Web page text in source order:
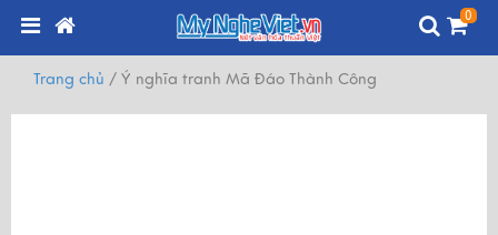
0
Trang chủ / Ý nghĩa tranh Mã Đáo Thành Công